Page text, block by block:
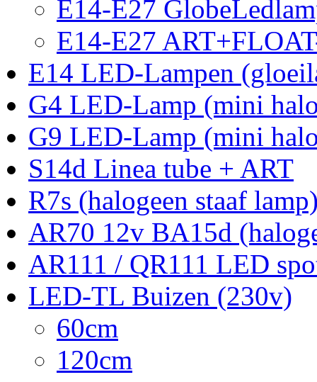
E14-E27
E14-E27
E14 LED-Lampen
G4 LED-Lamp (mini
G9 LED-Lamp (mini
S14d Linea tube + ART
R7s (halogeen staaf
AR70 12v BA15d
AR111 / QR111 LED
LED-TL Buizen (230v)
60cm
120cm